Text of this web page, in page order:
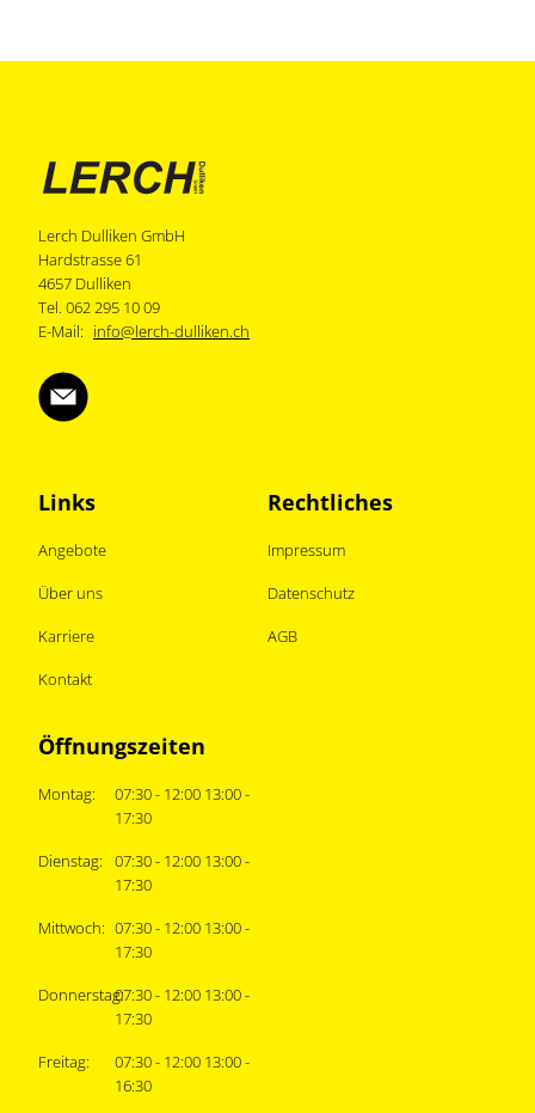
Lerch Dulliken GmbH
Hardstrasse 61
4657 Dulliken
Tel. 062 295 10 09
E-Mail: info@lerch-dulliken.ch
Links
Angebote
Über uns
Karriere
Kontakt
Rechtliches
Impressum
Datenschutz
AGB
Öffnungszeiten
Montag:
07:30 - 12:00 13:00 -
17:30
Dienstag:
07:30 - 12:00 13:00 -
17:30
Mittwoch: 07:30 - 12:00 13:00 -
17:30
Donnerstag:07:30 - 12:00 13:00 -
17:30
Freitag:
07:30 - 12:00 13:00 -
16:30